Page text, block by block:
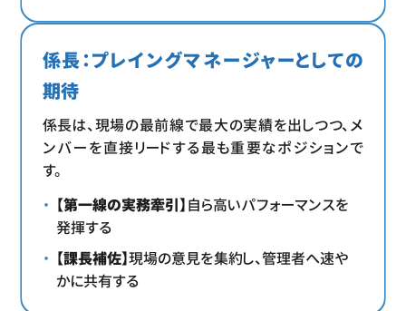
係長：プレイングマネージャーとしての
期待
係長は、現場の最前線で最大の実績を出しつつ、メ
ンバーを直接リードする最も重要なポジションで
す。
【第一線の実務牽引】自ら高いパフォーマンスを
発揮する
【課長補佐】現場の意見を集約し、管理者へ速や
かに共有する